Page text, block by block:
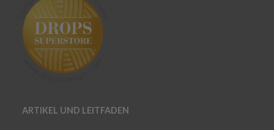
ARTIKEL UND LEITFADEN